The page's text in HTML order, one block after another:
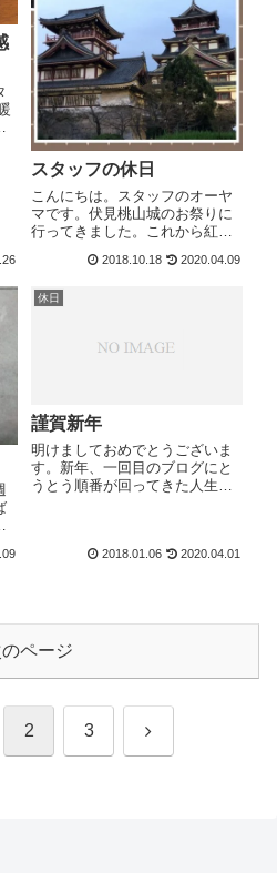
スタッフの休日
こんにちは。スタッフのオーヤ
マです。伏見桃山城のお祭りに
行ってきました。これから紅葉
物を着てお出かけ♪が快適な季節
物福袋を着て秋を満喫して下さ
2018.10.18 2020.04.09
休日
謹賀新年
明けましておめでとうございま
す。新年、一回目のブログにと
うとう順番が回ってきた人生初
大好きな日本刀と黒猫の紹介を
2018.01.06 2020.04.01
ページ
2 3 次